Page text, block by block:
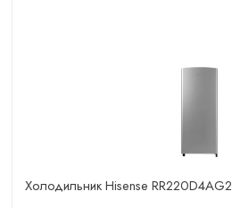
Холодильник Hisense RR220D4AG2